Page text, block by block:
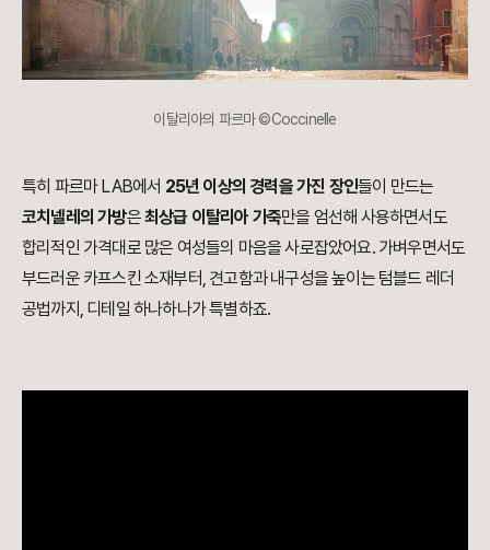
이탈리아의 파르마 ©Coccinelle
특히 파르마 LAB에서 25년 이상의 경력을 가진 장인들이 만드는
코치넬레의 가방은최상급 이탈리아 가죽만을 엄선해 사용하면서도
합리적인 가격대로 많은 여성들의 마음을 사로잡았어요. 가벼우면서도
부드러운 카프스킨 소재부터, 견고함과 내구성을 높이는 텀블드 레더
공법까지, 디테일 하나하나가 특별하죠.